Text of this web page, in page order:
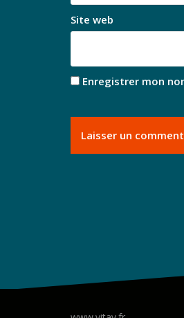
Site web
Enregistrer mon